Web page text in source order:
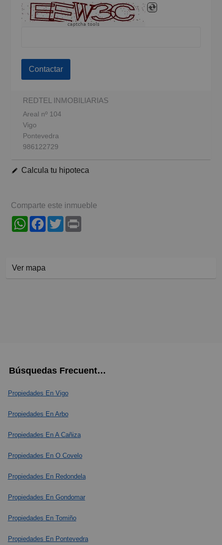
captcha tools
Contactar
REDTEL INMOBILIARIAS
Areal nº 104
Vigo
Pontevedra
986122729
Calcula tu hipoteca
Comparte este inmueble
WhatsAppFacebook
Twitter
Ver mapa
Búsquedas Frecuentes
Propiedades En Vigo
Propiedades En Arbo
Propiedades En A Cañiza
Propiedades En O Covelo
Propiedades En Redondela
Propiedades En Gondomar
Propiedades En Tomiño
Propiedades En Pontevedra